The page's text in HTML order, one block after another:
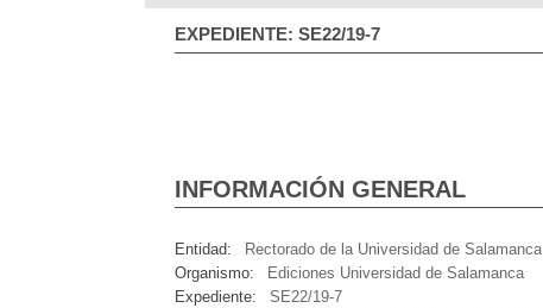
EXPEDIENTE: SE22/19-7
INFORMACIÓN GENERAL
Entidad
Rectorado de la Universidad de Salamanca
Organismo
Ediciones Universidad de Salamanca
Expediente
SE22/19-7